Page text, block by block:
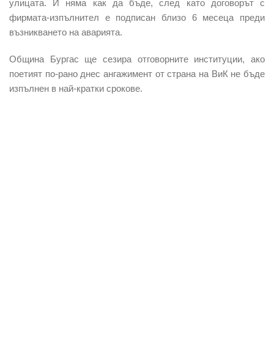
улицата. И няма как да бъде, след като договорът с
фирмата-изпълнител е подписан близо 6 месеца преди
възникването на аварията.
Община Бургас ще сезира отговорните институции, ако
поетият по-рано днес ангажимент от страна на ВиК не бъде
изпълнен в най-кратки срокове.